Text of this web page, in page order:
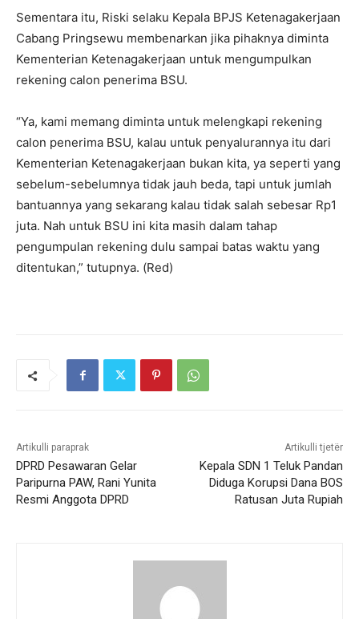
Sementara itu, Riski selaku Kepala BPJS Ketenagakerjaan
Cabang Pringsewu membenarkan jika pihaknya diminta
Kementerian Ketenagakerjaan untuk mengumpulkan
rekening calon penerima BSU.
“Ya, kami memang diminta untuk melengkapi rekening
calon penerima BSU, kalau untuk penyalurannya itu dari
Kementerian Ketenagakerjaan bukan kita, ya seperti yang
sebelum-sebelumnya tidak jauh beda, tapi untuk jumlah
bantuannya yang sekarang kalau tidak salah sebesar Rp1
juta. Nah untuk BSU ini kita masih dalam tahap
pengumpulan rekening dulu sampai batas waktu yang
ditentukan,” tutupnya. (Red)
Artikulli paraprak
DPRD Pesawaran Gelar
Paripurna PAW, Rani Yunita
Resmi Anggota DPRD
Artikulli tjetër
Kepala SDN 1 Teluk Pandan
Diduga Korupsi Dana BOS
Ratusan Juta Rupiah